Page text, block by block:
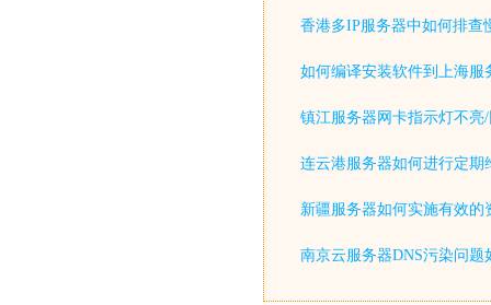
香港多IP服务器中如何排查
如何编译安装软件到上海服
镇江服务器网卡指示灯不亮
连云港服务器如何进行定期
新疆服务器如何实施有效的
南京云服务器DNS污染问题